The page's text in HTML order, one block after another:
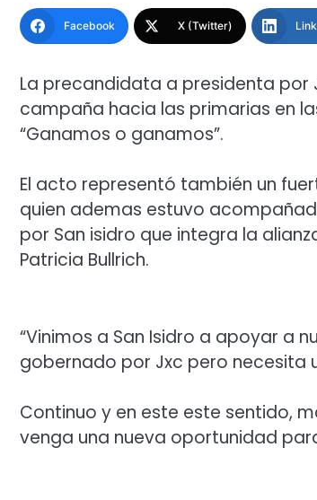
Facebook X (Twitter)
La precandidata a presidenta por
campaña hacia las primarias en
“Ganamos o ganamos”.
El acto representó también un
quien ademas estuvo
por San isidro que integra la
Patricia Bullrich.
“Vinimos a San Isidro a apoyar a
gobernado por Jxc pero necesita
Continuo y en este este sentido,
venga una nueva oportunidad